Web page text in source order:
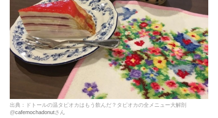
出典：ドトールの温タピオカはもう飲んだ？タピオカの全メニュー大解剖
@cafemochadonutさん